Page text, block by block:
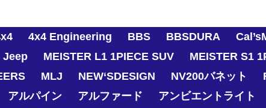
4x4 Engineering BBS BBSDURA
Jeep MEISTER L1 1PIECE SUV MEISTER S1
MLJ NEW‘SDESIGN NV200バネット
アルパイン アルファード アンビエントライト